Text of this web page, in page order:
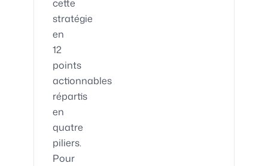
cette
stratégie
en
12
points
actionnables
répartis
en
quatre
piliers.
Pour